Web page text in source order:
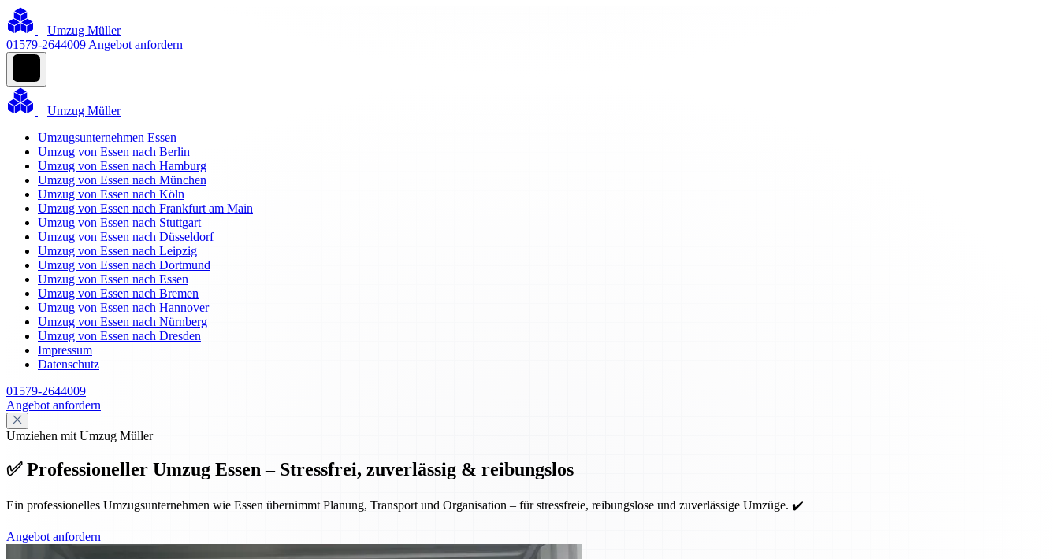
Umzug Müller
01579-2644009 Angebot anfordern
Umzug Müller
Umzugsunternehmen Essen
Umzug von Essen nach Berlin
Umzug von Essen nach Hamburg
Umzug von Essen nach München
Umzug von Essen nach Köln
Umzug von Essen nach Frankfurt am Main
Umzug von Essen nach Stuttgart
Umzug von Essen nach Düsseldorf
Umzug von Essen nach Leipzig
Umzug von Essen nach Dortmund
Umzug von Essen nach Essen
Umzug von Essen nach Bremen
Umzug von Essen nach Hannover
Umzug von Essen nach Nürnberg
Umzug von Essen nach Dresden
Impressum
Datenschutz
01579-2644009
Angebot anfordern
Umziehen mit Umzug Müller
✅ Professioneller Umzug Essen – Stressfrei, zuverlässig & reibungslos
Ein professionelles Umzugsunternehmen wie Essen übernimmt Planung, Transport und Organisation – für stressfreie, reibungslose und zuverlässige Umzüge. ✔️
Angebot anfordern